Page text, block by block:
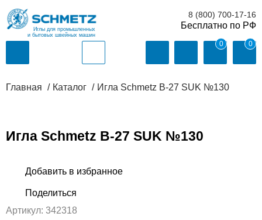
Иглы для промышленных
и бытовых швейных машин
8 (800) 700-17-16
0 0
Главная Каталог Игла Schmetz B-27 SUK №130
Игла Schmetz B-27 SUK №130
Артикул: 342318